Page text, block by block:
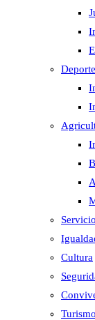
Cultura
Turismo